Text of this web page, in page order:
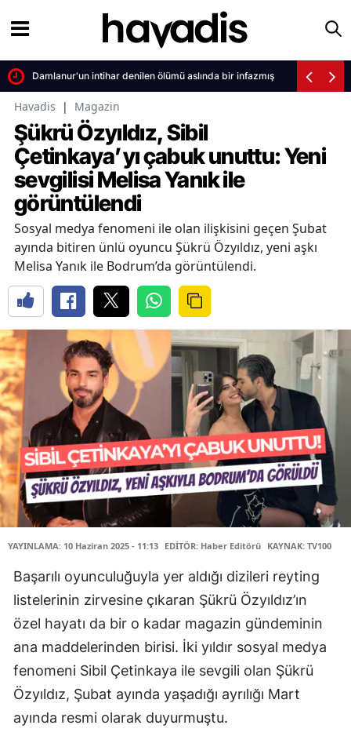
Damlanur'un intihar denilen ölümü aslında bir infazmış
Havadis | Magazin
Şükrü Özyıldız, Sibil
Çetinkaya’yı çabuk unuttu: Yeni
sevgilisi Melisa Yanık ile
görüntülendi
Sosyal medya fenomeni ile olan ilişkisini geçen Şubat
ayında bitiren ünlü oyuncu Şükrü Özyıldız, yeni aşkı
Melisa Yanık ile Bodrum’da görüntülendi.
YAYINLAMA: 10 Haziran 2025 - 11:13 EDİTÖR: Haber Editörü KAYNAK: TV100
Başarılı oyunculuğuyla yer aldığı dizileri reyting
listelerinin zirvesine çıkaran Şükrü Özyıldız’ın
özel hayatı da bir o kadar magazin gündeminin
ana maddelerinden birisi. İki yıldır sosyal medya
fenomeni Sibil Çetinkaya ile sevgili olan Şükrü
Özyıldız, Şubat ayında yaşadığı ayrılığı Mart
ayında resmi olarak duyurmuştu.